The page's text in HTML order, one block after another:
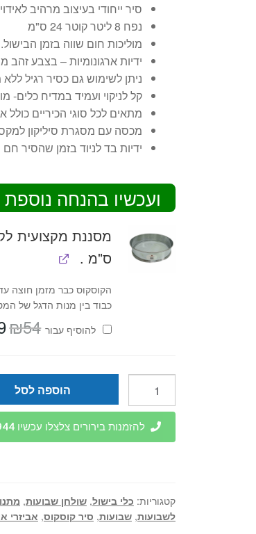
סיר ייחודי בעיצוב מרהיב
נפח 8 ליטר קוטר 24 ס"מ
מוליכות חום שווה בזמן הבישול.
ידיות ארגונומיות – בצבע
ניתן לשימוש גם כסיר רגיל ללא
קל לניקוי ועמיד במדיח כלים-
מתאים לכל סוגי הכיריים כולל
מכסה עם מסגרת סיליקון
ידיות בד לניוד בזמן שהסיר
ועכשיו בהנחה
ס"מ .
הקוסקוס כבר מזמן חוצה
כבוד בין מנות הדגל של
להוסיף⁦⁩ עבור
₪54
סיר
קוסקוס
8
סטיק.
הוספה לסל
להזמנות בירורים צלצלו עכשיו 09-7897944
קטגוריות: כלי בישול,שולחן שבועות,
לשבועות,שבועות, סיר קוסקוס, אביזרי